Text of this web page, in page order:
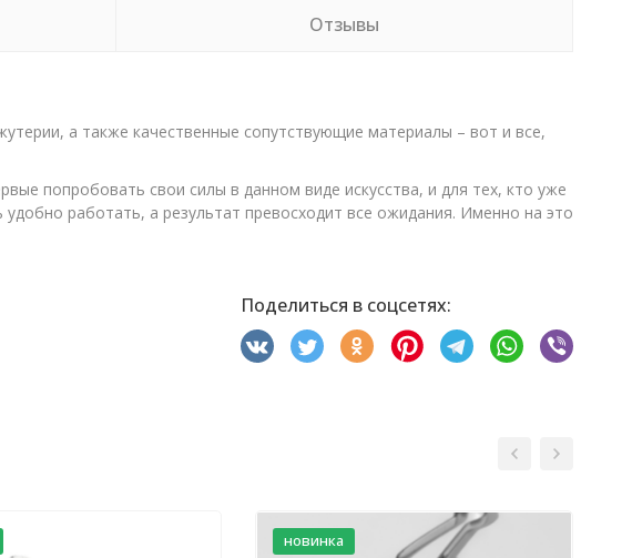
Отзывы
а также качественные сопутствующие материалы – вот и все,
попробовать свои силы в данном виде искусства, и для тех, кто уже
работать, а результат превосходит все ожидания. Именно на это
Поделиться в соцсетях:
новинка